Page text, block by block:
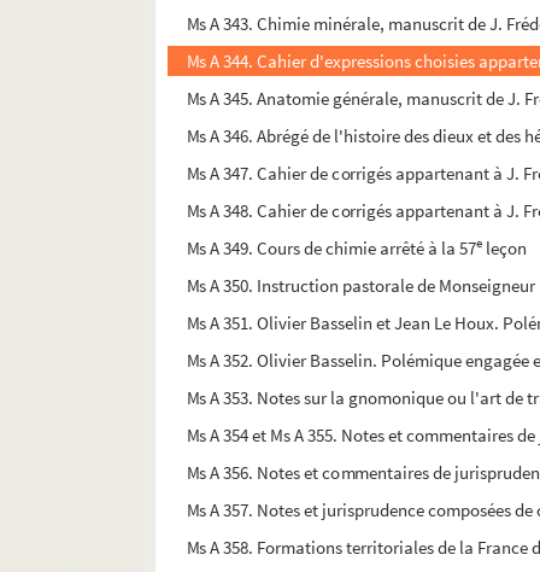
Ms A 343. Chimie minérale, manuscrit de J.
Ms A 344. Cahier d'expressions choisies
Ms A 345. Anatomie générale, manuscrit de J.
Ms A 346. Abrégé de l'histoire des dieux et
Ms A 347. Cahier de corrigés appartenant à J.
Ms A 348. Cahier de corrigés appartenant à J.
Ms A 349. Cours de chimie arrêté à la 57e leçon
Ms A 350. Instruction pastorale de
Ms A 351. Olivier Basselin et Jean Le Houx.
Ms A 353. Notes sur la gnomonique ou l'art de
Ms A 354 et Ms A 355. Notes et
Ms A 356. Notes et commentaires de
Ms A 357. Notes et jurisprudence composées
Ms A 358. Formations territoriales de la France